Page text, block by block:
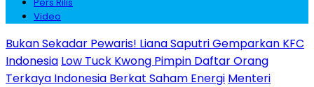
Video
Bukan Sekadar Pewaris! Liana Saputri Gemparkan KFC
Indonesia Low Tuck Kwong Pimpin Daftar Orang
Terkaya Indonesia Berkat Saham Energi Menteri